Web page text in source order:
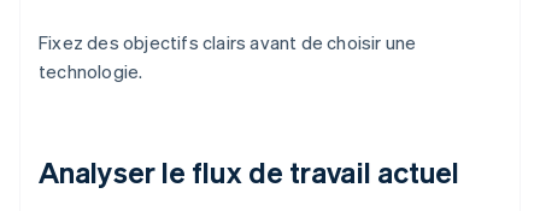
Fixez des objectifs clairs avant de choisir une
technologie.
Analyser le flux de travail actuel